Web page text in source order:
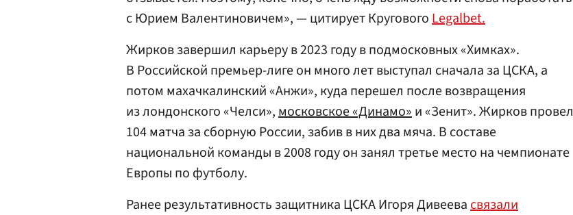
с Юрием Валентиновичем», — цитирует КруговогоLegalbet.
Жирков завершил карьеру в 2023 году в подмосковных «Химках».
В Российской премьер-лиге он много лет выступал сначала за ЦСКА, а
потом махачкалинский «Анжи», куда перешел после возвращения
из лондонского «Челси»,московское «Динамо»и «Зенит». Жирков провел
104 матча за сборную России, забив в них два мяча. В составе
национальной команды в 2008 году он занял третье место на чемпионате
Европы по футболу.
Ранее результативность защитника ЦСКА Игоря Дивеевасвязали